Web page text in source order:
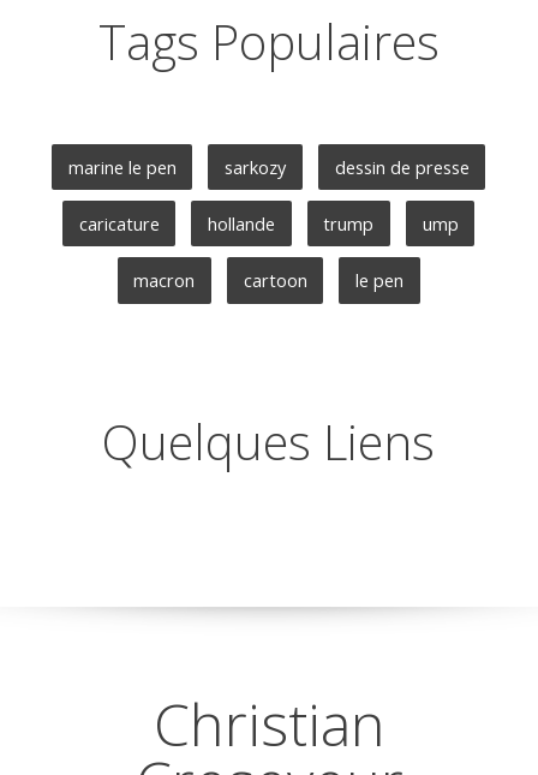
Tags Populaires
marine le pen sarkozy dessin de presse
caricature hollande trump ump
macron cartoon le pen
Quelques Liens
Christian